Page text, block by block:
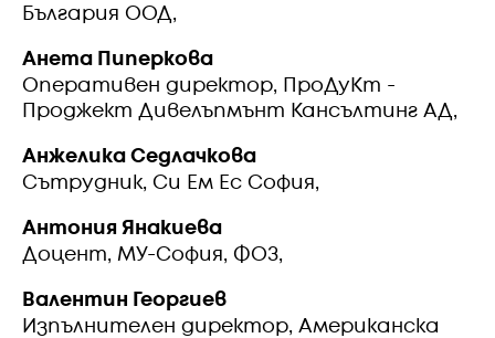
България ООД,
Анета Пиперкова
Оперативен директор, ПроДуКт -
Проджект Дивелъпмънт Кансълтинг АД,
Анжелика Седлачкова
Сътрудник, Си Ем Ес София,
Антония Янакиева
Доцент, МУ-София, ФОЗ,
Валентин Георгиев
Изпълнителен директор, Американска